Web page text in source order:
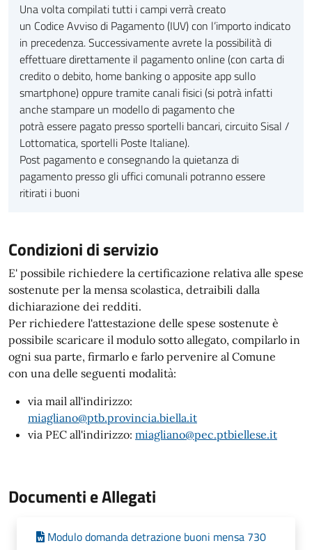
Una volta compilati tutti i campi verrà creato
un Codice Avviso di Pagamento (IUV) con l’importo indicato
in precedenza. Successivamente avrete la possibilità di
effettuare direttamente il pagamento online (con carta di
credito o debito, home banking o apposite app sullo
smartphone) oppure tramite canali fisici (si potrà infatti
anche stampare un modello di pagamento che
potrà essere pagato presso sportelli bancari, circuito Sisal /
Lottomatica, sportelli Poste Italiane).
Post pagamento e consegnando la quietanza di
pagamento presso gli uffici comunali potranno essere
ritirati i buoni
Condizioni di servizio
E' possibile richiedere la certificazione relativa alle spese
sostenute per la mensa scolastica, detraibili dalla
dichiarazione dei redditi.
Per richiedere l'attestazione delle spese sostenute è
possibile scaricare il modulo sotto allegato, compilarlo in
ogni sua parte, firmarlo e farlo pervenire al Comune
con una delle seguenti modalità:
via mail all'indirizzo:
miagliano@ptb.provincia.biella.it
via PEC all'indirizzo: miagliano@pec.ptbiellese.it
Documenti e Allegati
Modulo domanda detrazione buoni mensa 730